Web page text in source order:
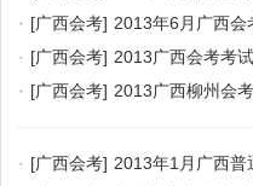
· [广西会考] 2013年6月广西会
· [广西会考] 2013广西会考考
· [广西会考] 2013广西柳州会
· [广西会考] 2013年1月广西普